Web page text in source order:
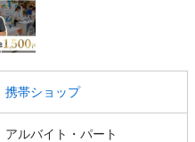
携帯ショップ
アルバイト・パート